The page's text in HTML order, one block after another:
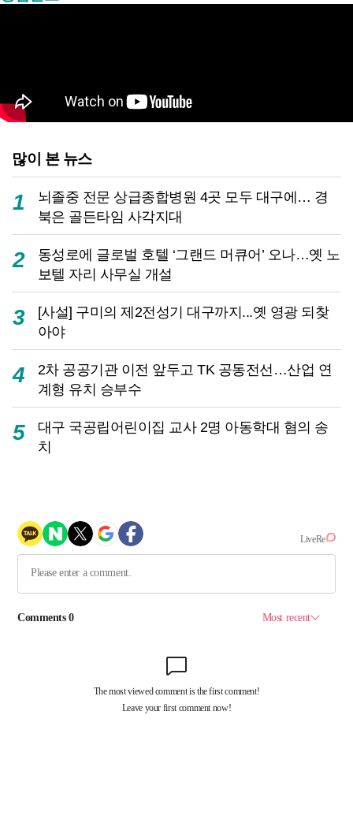
많이 본 뉴스
1
뇌졸중 전문 상급종합병원 4곳 모두 대구에… 경
북은 골든타임 사각지대
2
동성로에 글로벌 호텔 ‘그랜드 머큐어’ 오나…옛 노
보텔 자리 사무실 개설
3
[사설] 구미의 제2전성기 대구까지...옛 영광 되찾
아야
4
2차 공공기관 이전 앞두고 TK 공동전선…산업 연
계형 유치 승부수
5
대구 국공립어린이집 교사 2명 아동학대 혐의 송
치